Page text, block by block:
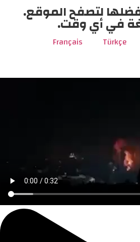
لتصفح الموقع.
في أي وقت.
Türkçe
Français